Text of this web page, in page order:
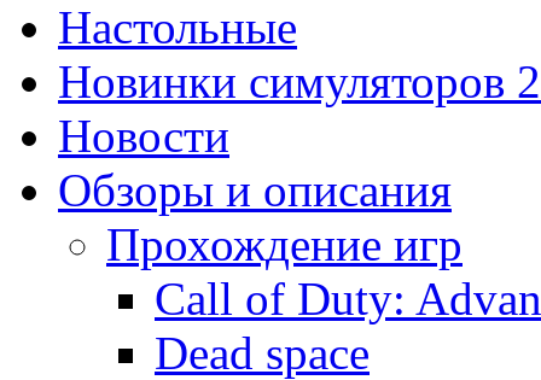
Настольные
Новинки симуляторов
Новости
Обзоры и описания
Прохождение игр
Call of Duty:
Dead space